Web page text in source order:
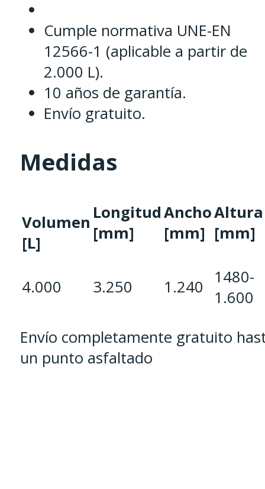
Cumple normativa UNE-EN
12566-1 (aplicable a partir de
2.000 L).
10 años de garantía.
Envío gratuito.
Medidas
Volumen
[L]
Longitud
[mm]
Ancho
[mm]
Altura
[mm]
4.000 3.250 1.240
1480-
1.600
Envío completamente gratuito
un punto asfaltado